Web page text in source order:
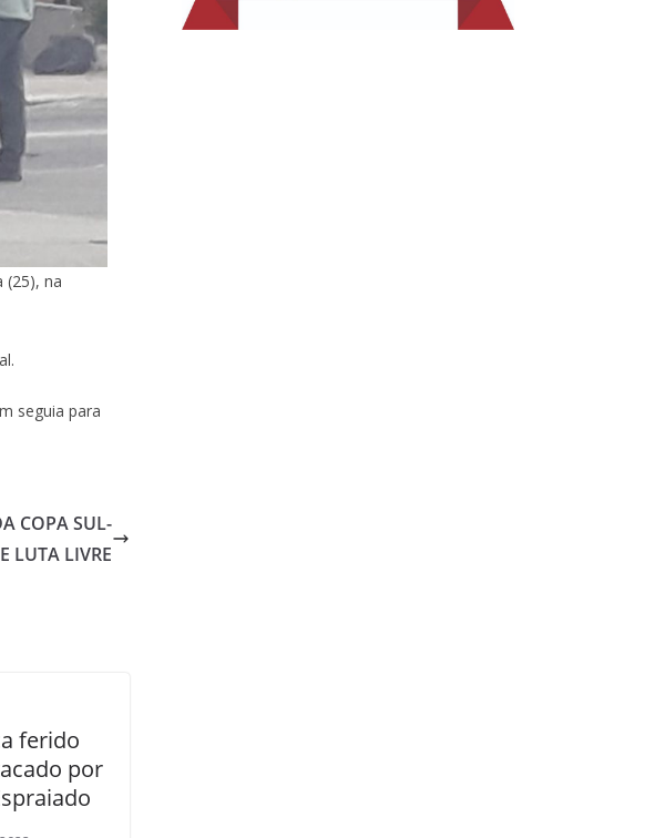
(25), na
seguia para
COPA SUL-
LUTA LIVRE
ferido
por